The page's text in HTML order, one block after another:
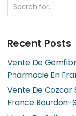
Recent Posts
Vente De
Pharmacie En
Vente De Cozaar
France Bourdon-